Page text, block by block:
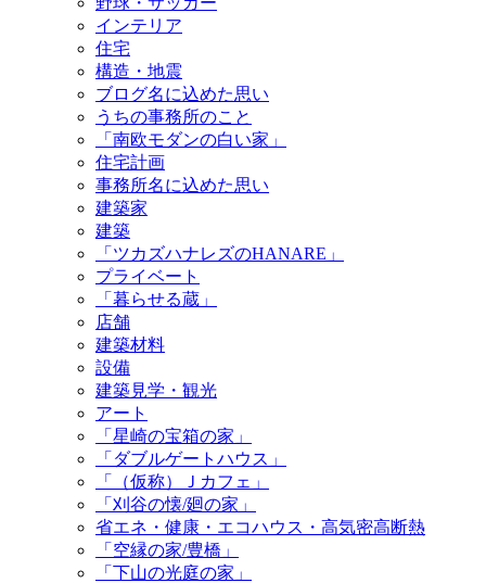
インテリア
住宅
構造・地震
ブログ名に込めた思い
うちの事務所のこと
「南欧モダンの白い家」
住宅計画
事務所名に込めた思い
建築家
建築
「ツカズハナレズのHANARE」
プライベート
「暮らせる蔵」
店舗
建築材料
設備
建築見学・観光
アート
「星崎の宝箱の家」
「ダブルゲートハウス」
「（仮称）Ｊカフェ」
「刈谷の懐/廻の家」
省エネ・健康・エコハウス・高気密高断熱
「空縁の家/豊橋」
「下山の光庭の家」